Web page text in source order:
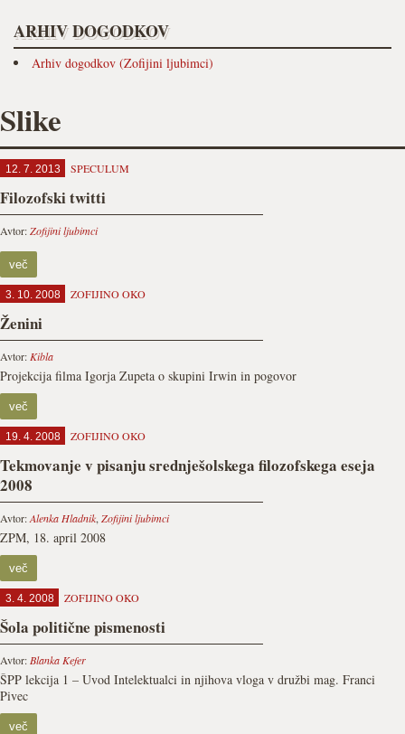
ARHIV DOGODKOV
Arhiv dogodkov (Zofijini ljubimci)
Slike
12. 7. 2013 SPECULUM
Filozofski twitti
Avtor:Zofijini ljubimci
več
3. 10. 2008 ZOFIJINO OKO
Ženini
Avtor: Kibla
Projekcija filma Igorja Zupeta o skupini Irwin in pogovor
več
19. 4. 2008 ZOFIJINO OKO
Tekmovanje v pisanju srednješolskega filozofskega eseja
2008
Avtor:Alenka Hladnik, Zofijini ljubimci
ZPM, 18. april 2008
več
3. 4. 2008 ZOFIJINO OKO
Šola politične pismenosti
Avtor: Blanka Kefer
ŠPP lekcija 1 – Uvod Intelektualci in njihova vloga v družbi mag. Franci
Pivec
več